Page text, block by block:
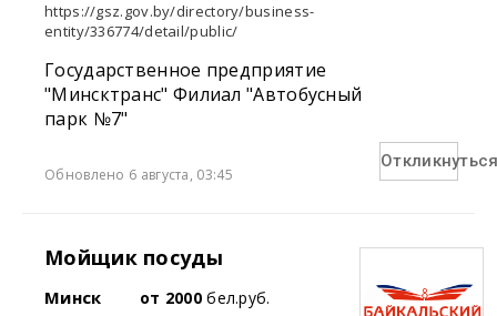
https://gsz.gov.by/directory/business-
entity/336774/detail/public/
Государственное предприятие
"Минсктранс" Филиал "Автобусный
парк №7"
Обновлено 6 августа, 03:45
Мойщик посуды
Минск от 2000бел.руб.